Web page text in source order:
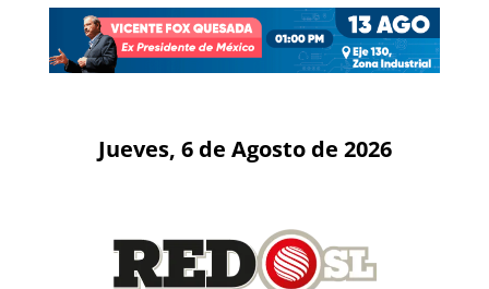
Jueves, 6 de Agosto de 2026